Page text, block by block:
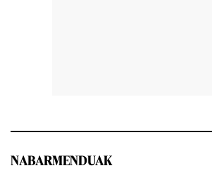
NABARMENDUAK